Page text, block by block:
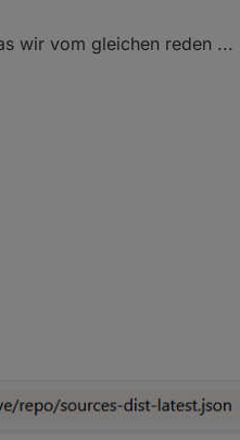
wir vom gleichen reden ...